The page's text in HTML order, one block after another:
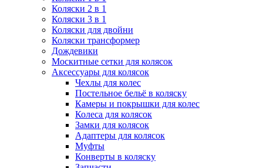
Коляски 2 в 1
Коляски 3 в 1
Коляски для двойни
Коляски трансформер
Дождевики
Москитные сетки для колясок
Аксессуары для колясок
Чехлы для колес
Постельное бельё в коляску
Камеры и покрышки для колес
Колеса для колясок
Замки для колясок
Адаптеры для колясок
Муфты
Конверты в коляску